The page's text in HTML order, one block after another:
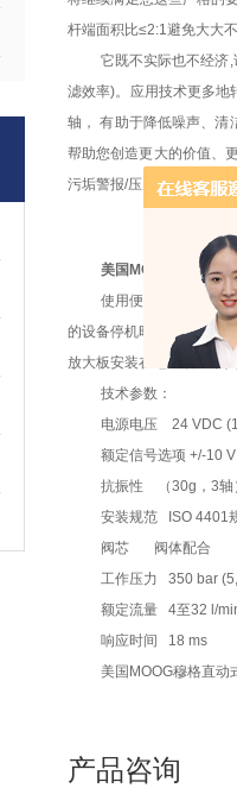
杆端面积比≤2:1避免大大
它既不实际也不经济
滤效率)。应用技术更多地
轴， 有助于降低噪声、清
帮助您创造更大的价值、
污垢警报/压力开关,使改变
美国MOOG穆格直动
使用便宜的低压冲洗
的设备停机时间拥有数字
放大板安装在电磁铁上，
技术参数：
电源电压 24 VDC
额定信号选项 +/-10
抗振性 （30g，3轴
安装规范 ISO 4401
阀芯 阀体配合
工作压力 350 bar
额定流量 4至32 l/
响应时间 18 ms
美国MOOG穆格直动
产品咨询